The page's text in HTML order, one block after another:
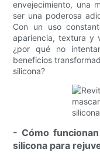
envejecimiento, una
ser una poderosa
Con un uso
apariencia, textura y
¿por qué no
beneficios
silicona?
- Cómo
silicona para